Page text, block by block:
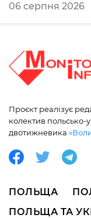
06 серпня 2026
Проєкт реалізує
колектив польсько-
двотижневика
ПОЛЬЩА
ПОЛЬЩА ТА